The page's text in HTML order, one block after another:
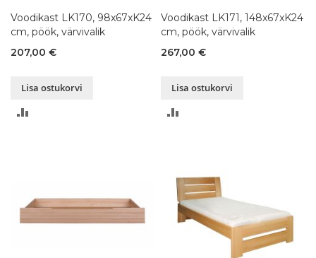
Voodikast LK170, 98x67xK24
cm, pöök, värvivalik
207,00 €
Lisa ostukorvi
Voodikast LK171, 148x67xK24
cm, pöök, värvivalik
267,00 €
Lisa ostukorvi